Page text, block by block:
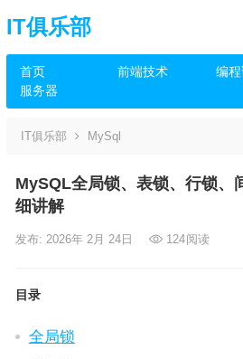
IT俱乐部
首页 前端技术 编
服务器
IT俱乐部 MySql
MySQL全局锁、表锁、行锁、
细讲解
发布: 2026年 2月 24日 124阅读
目录
全局锁